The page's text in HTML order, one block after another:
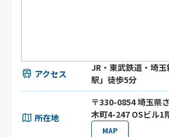
アクセス
JR・東武鉄道・埼
駅」徒歩5分
所在地
〒330-0854 埼玉県
木町4-247 OSビル1
MAP